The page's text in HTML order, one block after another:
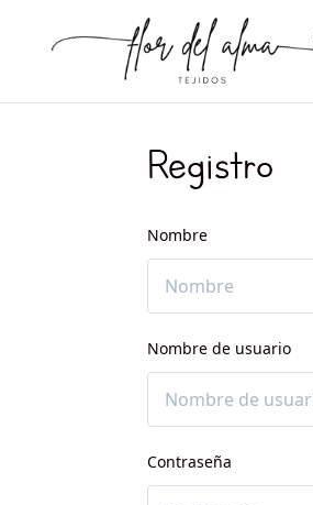
Registro
Nombre
Nombre de usuario
Contraseña